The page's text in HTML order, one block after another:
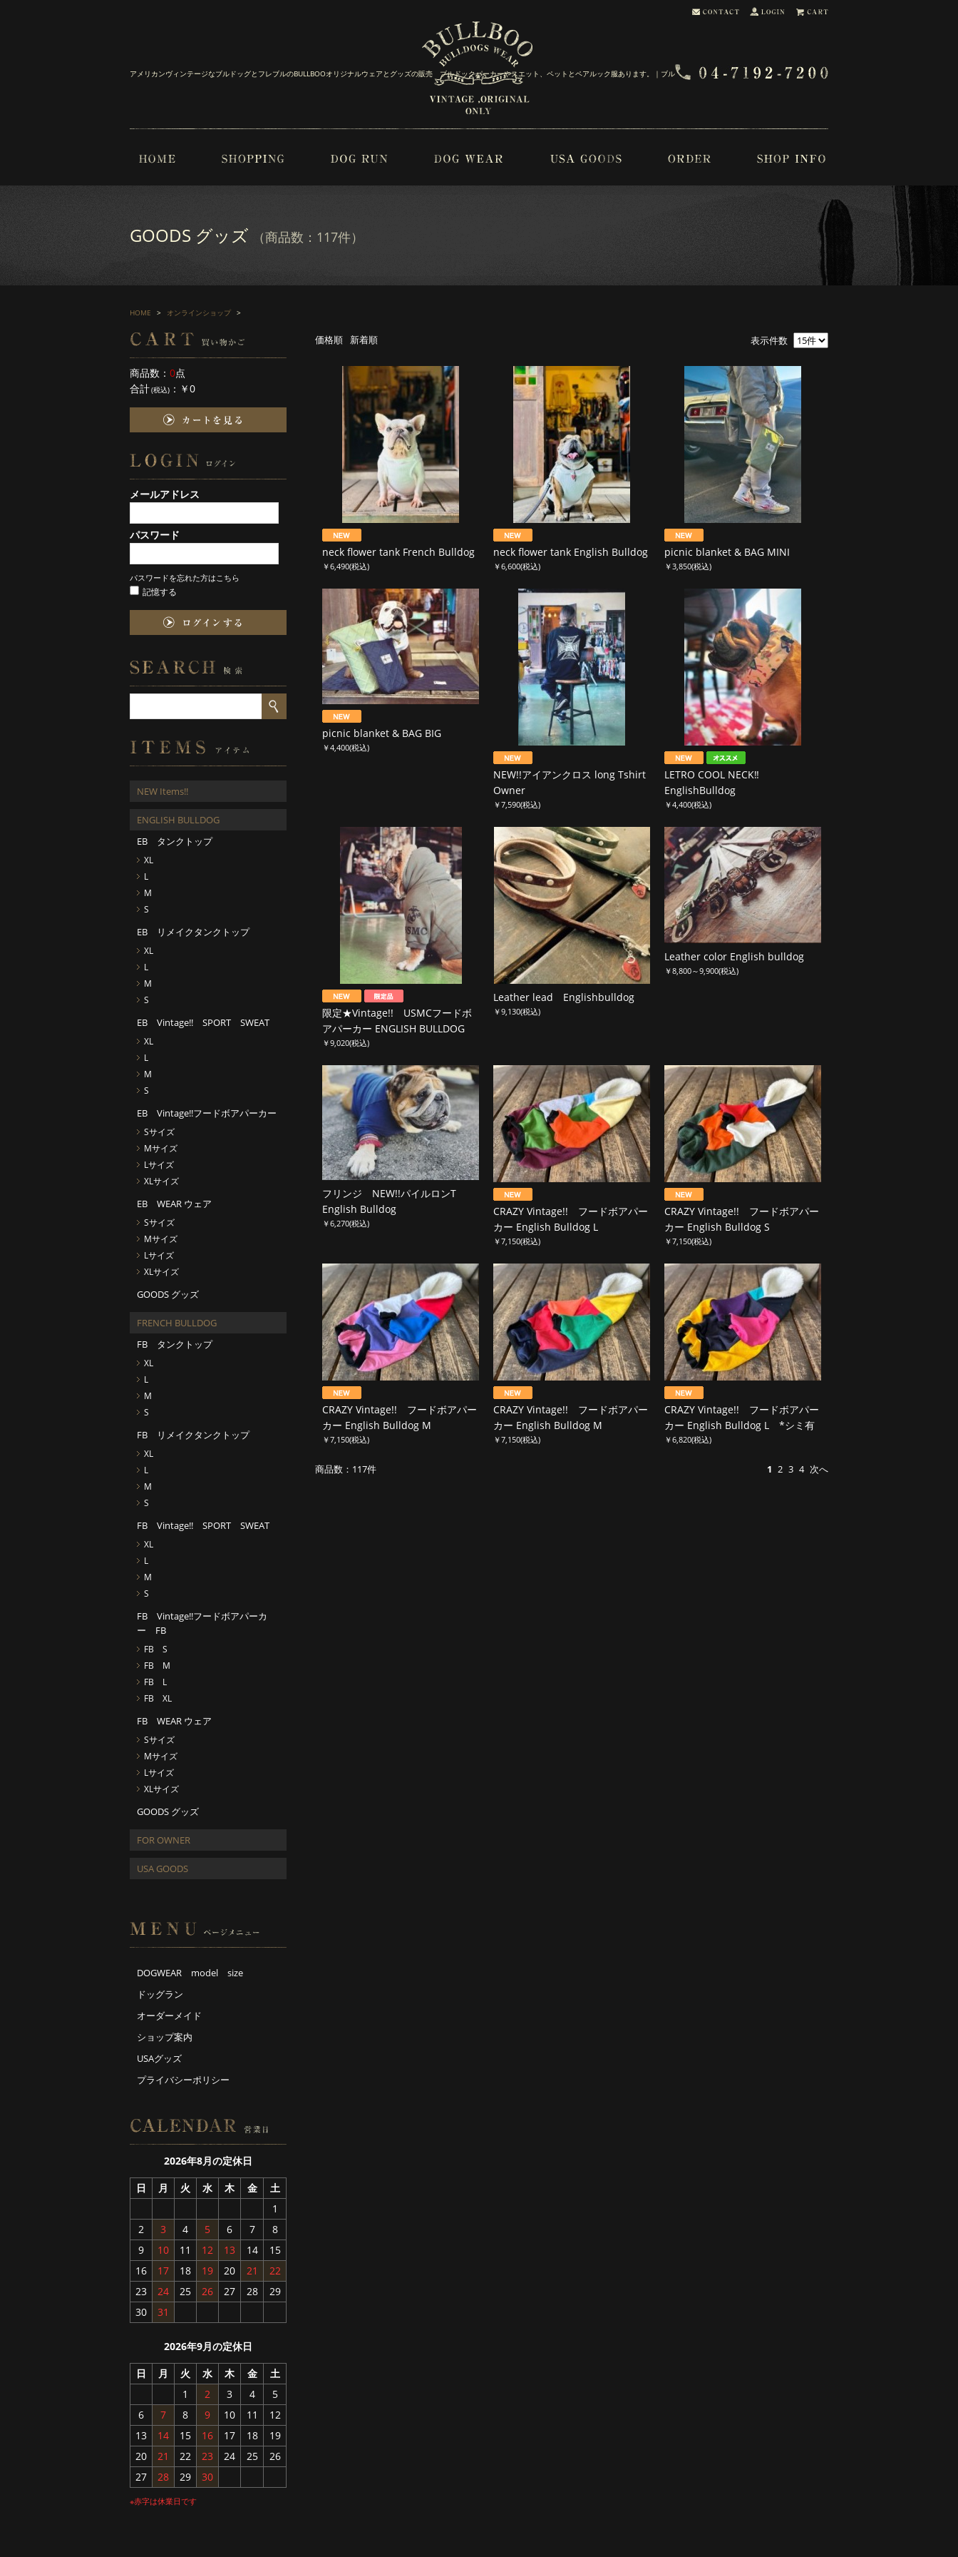
アメリカンヴィンテージなブルドッグとフレブルのBULLBOOオリジナルウェアとグッズの販売 ブルドックパーカーやスエット、ペットとペアルック服あります。｜ブル・ブー
GOODS グッズ （商品数：117件）
HOME オンラインショップ
価格順 新着順 表示件数
neck flower tank French Bulldog
￥6,490(税込)
neck flower tank English Bulldog
￥6,600(税込)
picnic blanket & BAG MINI
￥3,850(税込)
picnic blanket & BAG BIG
￥4,400(税込)
NEW!!アイアンクロス long Tshirt
Owner
￥7,590(税込)
LETRO COOL NECK‼︎
EnglishBulldog
￥4,400(税込)
限定★Vintage!! USMCフードボ
アパーカー ENGLISH BULLDOG
￥9,020(税込)
Leather lead Englishbulldog
￥9,130(税込)
Leather color English bulldog
￥8,800～9,900(税込)
フリンジ NEW!!パイルロンT
English Bulldog
￥6,270(税込)
CRAZY Vintage!! フードボアパー
カー English Bulldog L
￥7,150(税込)
CRAZY Vintage!! フードボアパー
カー English Bulldog S
￥7,150(税込)
CRAZY Vintage!! フードボアパー
カー English Bulldog M
￥7,150(税込)
CRAZY Vintage!! フードボアパー
カー English Bulldog M
￥7,150(税込)
CRAZY Vintage!! フードボアパー
カー English Bulldog L *シミ有
￥6,820(税込)
商品数：117件 1 2 3 4 次へ
商品数： 0点
合計(税込) ： ￥0
メールアドレス
パスワード
パスワードを忘れた方はこちら
記憶する
NEW Items!!
ENGLISH BULLDOG
EB タンクトップ
XL
L
M
S
EB リメイクタンクトップ
XL
L
M
S
EB Vintage!! SPORT SWEAT
XL
L
M
S
EB Vintage!!フードボアパーカー
Sサイズ
Mサイズ
Lサイズ
XLサイズ
EB WEAR ウェア
Sサイズ
Mサイズ
Lサイズ
XLサイズ
GOODS グッズ
FRENCH BULLDOG
FB タンクトップ
XL
L
M
S
FB リメイクタンクトップ
XL
L
M
S
FB Vintage!! SPORT SWEAT
XL
L
M
S
FB Vintage!!フードボアパーカ
ー FB
FB S
FB M
FB L
FB XL
FB WEAR ウェア
Sサイズ
Mサイズ
Lサイズ
XLサイズ
GOODS グッズ
FOR OWNER
USA GOODS
DOGWEAR model size
ドッグラン
オーダーメイド
ショップ案内
USAグッズ
プライバシーポリシー
2026年8月の定休日
日
月 火 水 木 金
土
1
2
3 4 5 6 7
8
9
10 11 12 13 14
15
16
17 18 19 20 21
22
23
24 25 26 27 28
29
30
31
2026年9月の定休日
日
月 火 水 木 金
土
1
2 3 4
5
6
7 8 9 10 11
12
13
14 15 16 17 18
19
20
21 22 23 24 25
26
27
28 29 30
※赤字は休業日です